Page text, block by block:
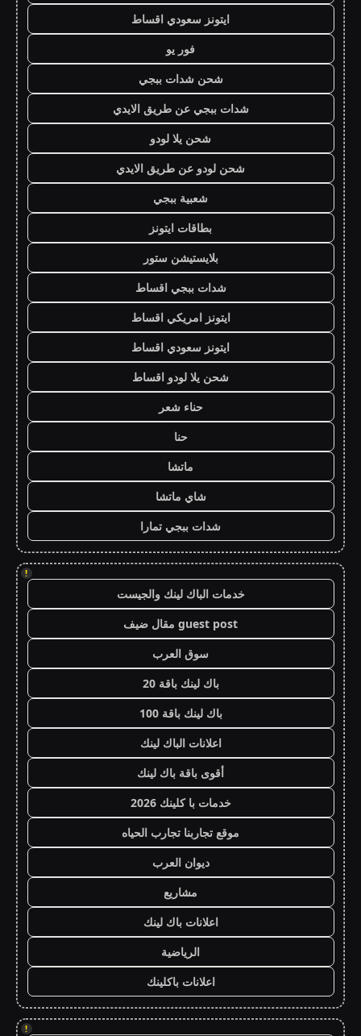
ايتونز سعودي اقساط
فور يو
شحن شدات ببجي
شدات ببجي عن طريق الايدي
شحن يلا لودو
شحن لودو عن طريق الايدي
شعبية ببجي
بطاقات ايتونز
بلايستيشن ستور
شدات ببجي اقساط
ايتونز امريكي اقساط
ايتونز سعودي اقساط
شحن يلا لودو اقساط
حناء شعر
حنا
ماتشا
شاي ماتشا
شدات ببجي تمارا
!
خدمات الباك لينك والجيست
guest post مقال ضيف
سوق العرب
باك لينك باقة 20
باك لينك باقة 100
اعلانات الباك لينك
أقوى باقة باك لينك
خدمات با كلينك 2026
موقع تجاربنا تجارب الحياه
ديوان العرب
مشاريع
اعلانات باك لينك
الرياضية
اعلانات باكلينك
!